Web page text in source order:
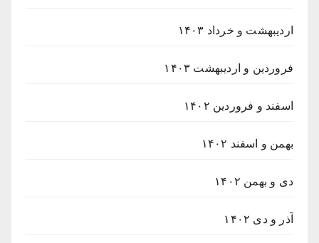
اردیبهشت و خرداد ۱۴۰۳
فروردین و اردیبهشت ۱۴۰۳
اسفند و فروردین ۱۴۰۲
بهمن و اسفند ۱۴۰۲
دی و بهمن ۱۴۰۲
آذر و دی ۱۴۰۲